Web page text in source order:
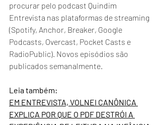
procurar pelo podcast Quindim
Entrevista nas plataformas de streaming
(Spotify, Anchor, Breaker, Google
Podcasts, Overcast, Pocket Casts e
RadioPublic). Novos episódios são
publicados semanalmente.
Leia também:
EM ENTREVISTA, VOLNEI CANÔNICA
EXPLICA POR QUE O PDF DESTRÓI A